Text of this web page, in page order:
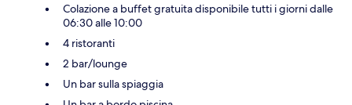
Colazione a buffet gratuita disponibile tutti i giorni dalle
06:30 alle 10:00
4 ristoranti
2 bar/lounge
Un bar sulla spiaggia